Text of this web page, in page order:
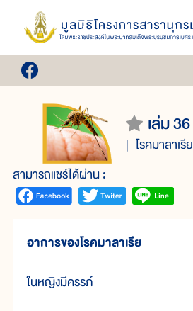
เล่ม 36
โรคมาลาเรีย
สามารถแชร์ได้ผ่าน :
อาการของโรคมาลาเรีย
ในหญิงมีครรภ์